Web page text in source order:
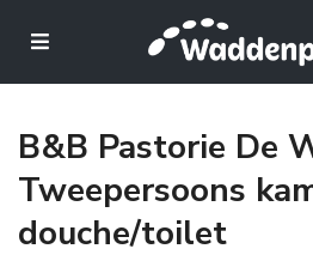
B&B Pastorie De
Tweepersoons
douche/toilet